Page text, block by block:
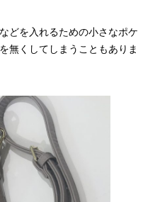
どを入れるための小さなポケ
無くしてしまうこともありま